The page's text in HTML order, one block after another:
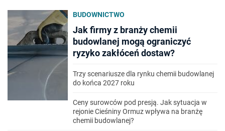
BUDOWNICTWO
Jak firmy z branży chemii
budowlanej mogą ograniczyć
ryzyko zakłóceń dostaw?
Trzy scenariusze dla rynku chemii budowlanej
do końca 2027 roku
Ceny surowców pod presją. Jak sytuacja w
rejonie Cieśniny Ormuz wpływa na branżę
chemii budowlanej?